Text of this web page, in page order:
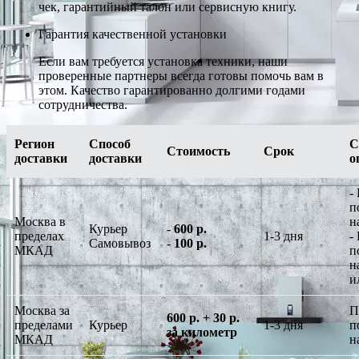
чек, гарантийный талон или сервисную книгу.
Гарантия качественной установки
Если вам требуется установка техники, наши
проверенные партнеры всегда готовы помочь вам в
этом. Качество гарантированно долгими годами
сотрудничества.
Регион
доставки
Способ
доставки
Стоимость Срок
Москва в
пределах
МКАД
Курьер
Самовывоз
-600 р.
- 100 р.
1-3 дня
-
-
Москва за
пределами
МКАД
Курьер
600 р. + 30 р.
за километр
1-3 дня